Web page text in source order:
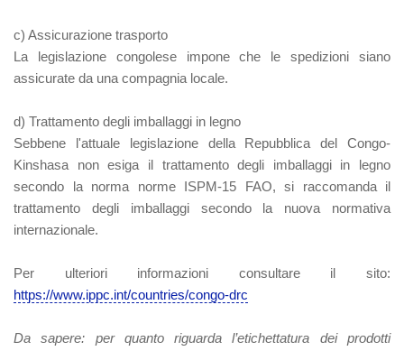
c) Assicurazione trasporto
La legislazione congolese impone che le spedizioni siano
assicurate da una compagnia locale.
d) Trattamento degli imballaggi in legno
Sebbene l'attuale legislazione della Repubblica del Congo-
Kinshasa non esiga il trattamento degli imballaggi in legno
secondo la norma norme ISPM-15 FAO, si raccomanda il
trattamento degli imballaggi secondo la nuova normativa
internazionale.
Per ulteriori informazioni consultare il sito:
https://www.ippc.int/countries/congo-drc
Da sapere: per quanto riguarda l’etichettatura dei prodotti